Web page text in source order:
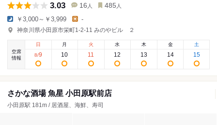
3.03 16 人 485 人
￥3,000～￥3,999 -
神奈川県小田原市栄町1-2-11 みのやビル ２
空席
情報
日
8/9
月
10
火
11
水
12
木
13
金
14
土
15
さかな酒場 魚星 小田原駅前店
小田原駅 181m / 居酒屋、海鮮、寿司